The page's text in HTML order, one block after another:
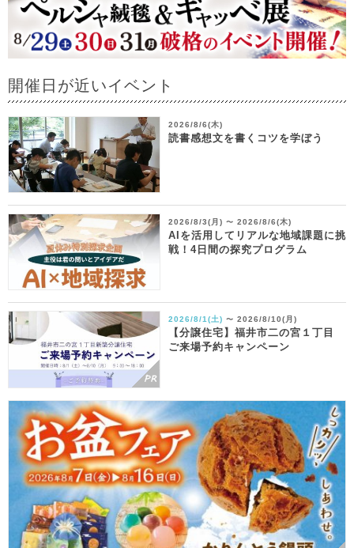
開催日が近いイベント
2026/8/6(木)
読書感想文を書くコツを学ぼう
2026/8/3(月) 〜 2026/8/6(木)
AIを活用してリアルな地域課題に挑
戦！4日間の探究プログラム
2026/8/1(土) 〜 2026/8/10(月)
【分譲住宅】福井市二の宮１丁目
ご来場予約キャンペーン